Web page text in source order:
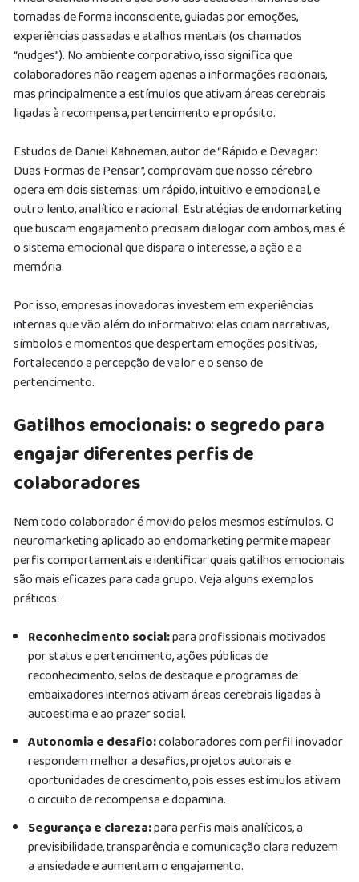
tomadas de forma inconsciente, guiadas por emoções,
experiências passadas e atalhos mentais (os chamados
“nudges”). No ambiente corporativo, isso significa que
colaboradores não reagem apenas a informações racionais,
mas principalmente a estímulos que ativam áreas cerebrais
ligadas à recompensa, pertencimento e propósito.
Estudos de Daniel Kahneman, autor de “Rápido e Devagar:
Duas Formas de Pensar”, comprovam que nosso cérebro
opera em dois sistemas: um rápido, intuitivo e emocional, e
outro lento, analítico e racional. Estratégias de endomarketing
que buscam engajamento precisam dialogar com ambos, mas é
o sistema emocional que dispara o interesse, a ação e a
memória.
Por isso, empresas inovadoras investem em experiências
internas que vão além do informativo: elas criam narrativas,
símbolos e momentos que despertam emoções positivas,
fortalecendo a percepção de valor e o senso de
pertencimento.
Gatilhos emocionais: o segredo para
engajar diferentes perfis de
colaboradores
Nem todo colaborador é movido pelos mesmos estímulos. O
neuromarketing aplicado ao endomarketing permite mapear
perfis comportamentais e identificar quais gatilhos emocionais
são mais eficazes para cada grupo. Veja alguns exemplos
práticos:
Reconhecimento social:para profissionais motivados
por status e pertencimento, ações públicas de
reconhecimento, selos de destaque e programas de
embaixadores internos ativam áreas cerebrais ligadas à
autoestima e ao prazer social.
Autonomia e desafio:colaboradores com perfil inovador
respondem melhor a desafios, projetos autorais e
oportunidades de crescimento, pois esses estímulos ativam
o circuito de recompensa e dopamina.
Segurança e clareza:para perfis mais analíticos, a
previsibilidade, transparência e comunicação clara reduzem
a ansiedade e aumentam o engajamento.